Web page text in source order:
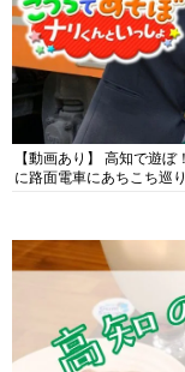
【動画あり】 高知で遊
に路面電車にあちこち巡り